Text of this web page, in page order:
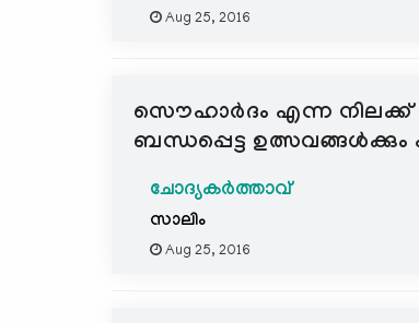
Aug 25, 2016
സൌഹാര്‍ദം എന്ന നിലക്ക്
ബന്ധപ്പെട്ട
ചോദ്യകർത്താവ്
സാലിം
Aug 25, 2016